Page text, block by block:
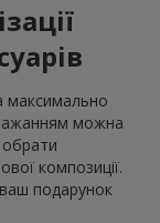
максимально
можна
обрати
композиції.
подарунок